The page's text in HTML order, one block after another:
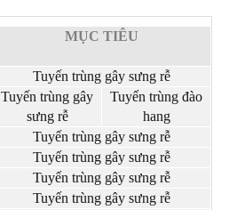
MỤC TIÊU
Tuyến trùng gây sưng rễ
Tuyến trùng gây
sưng rễ
Tuyến trùng đào
hang
Tuyến trùng gây sưng rễ
Tuyến trùng gây sưng rễ
Tuyến trùng gây sưng rễ
Tuyến trùng gây sưng rễ